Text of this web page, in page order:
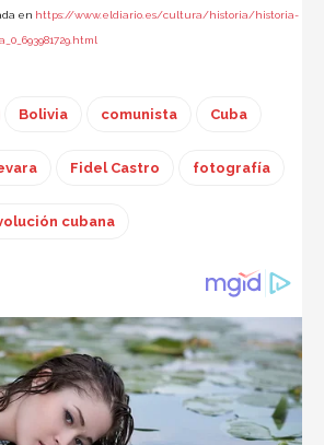
en https://www.eldiario.es/cultura/historia/historia-
Bolivia comunista Cuba
Fidel Castro fotografía
cubana